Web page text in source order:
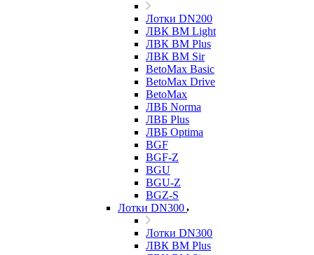
Лотки DN200
ЛВК ВМ Light
ЛВК ВМ Plus
ЛВК ВМ Sir
BetoMax Basic
BetoMax Drive
BetoMax
ЛВБ Norma
ЛВБ Plus
ЛВБ Optima
BGF
BGF-Z
BGU
BGU-Z
BGZ-S
Лотки DN300
Лотки DN300
ЛВК ВМ Plus